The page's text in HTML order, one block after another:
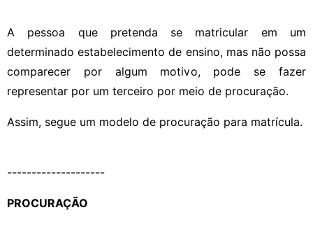
A pessoa que pretenda se matricular em um
determinado estabelecimento de ensino, mas não possa
comparecer por algum motivo, pode se fazer
representar por um terceiro por meio de procuração.
Assim, segue um modelo de procuração para matrícula.
--------------------
PROCURAÇÃO